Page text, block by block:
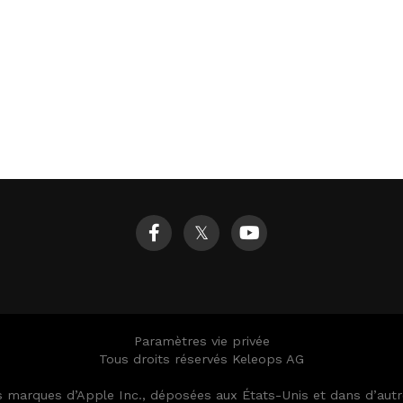
𝕏
Paramètres vie privée
Tous droits réservés Keleops AG
d’Apple Inc., déposées aux États-Unis et dans